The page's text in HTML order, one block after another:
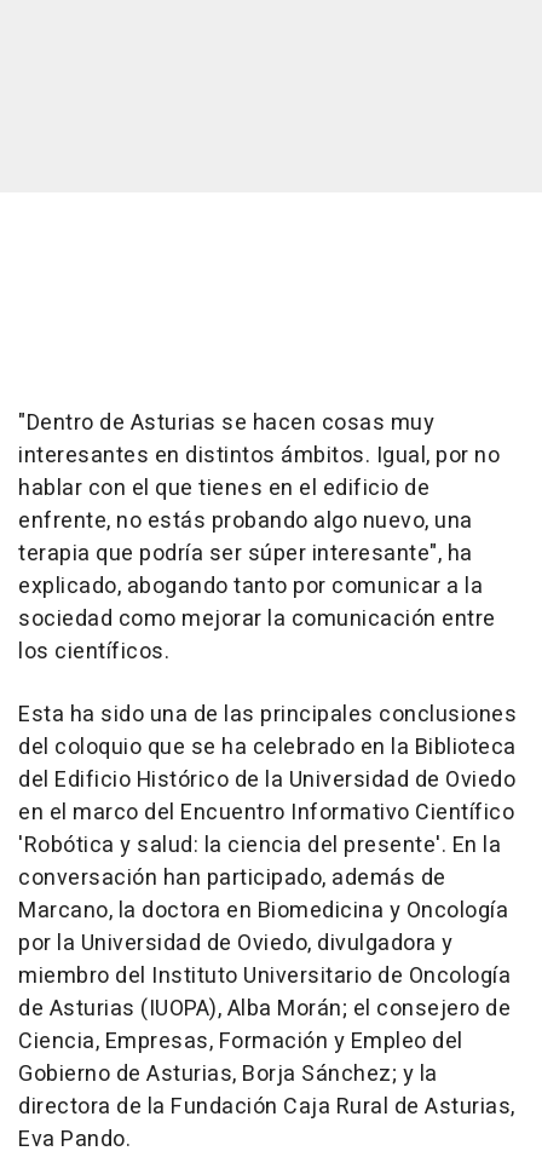
"Dentro de Asturias se hacen cosas muy
interesantes en distintos ámbitos. Igual, por no
hablar con el que tienes en el edificio de
enfrente, no estás probando algo nuevo, una
terapia que podría ser súper interesante", ha
explicado, abogando tanto por comunicar a la
sociedad como mejorar la comunicación entre
los científicos.
Esta ha sido una de las principales conclusiones
del coloquio que se ha celebrado en la Biblioteca
del Edificio Histórico de la Universidad de Oviedo
en el marco del Encuentro Informativo Científico
'Robótica y salud: la ciencia del presente'. En la
conversación han participado, además de
Marcano, la doctora en Biomedicina y Oncología
por la Universidad de Oviedo, divulgadora y
miembro del Instituto Universitario de Oncología
de Asturias (IUOPA), Alba Morán; el consejero de
Ciencia, Empresas, Formación y Empleo del
Gobierno de Asturias, Borja Sánchez; y la
directora de la Fundación Caja Rural de Asturias,
Eva Pando.